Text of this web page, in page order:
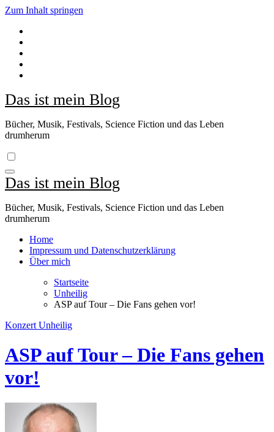
Zum Inhalt springen
Das ist mein Blog
Bücher, Musik, Festivals, Science Fiction und das Leben
drumherum
Das ist mein Blog
Bücher, Musik, Festivals, Science Fiction und das Leben
drumherum
Home
Impressum und Datenschutzerklärung
Über mich
Startseite
Unheilig
ASP auf Tour – Die Fans gehen vor!
Konzert Unheilig
ASP auf Tour – Die Fans gehen
vor!